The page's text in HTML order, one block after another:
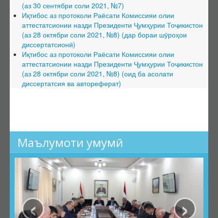
Ҳимояи якдаъфаина
Фармоишҳо оид ба боздоштани фаъолияти ШД
Фармоишҳо оид ба тамдиди фаъолияти ШД
Номгӯи ҳуҷҷатҳо оид ба тамдиди ШД
Шӯроҳои экспертӣ (ШЭ)
Низомнома
Иттилоот аз ШЭ
Дараҷаҳои илмӣ
Тартиби додани дараҷа ва унвонҳои илмӣ
Феҳристи ҳуҷҷатҳои дараҷаи илмӣ
Фармоишҳо оид ба додани дараҷаи илмӣ
Фармоишҳо оид ба маҳрумсозии дараҷаи илмӣ
(аз 30 сентябри соли 2021, №7)
Иқтибос аз протоколи Раёсати Комиссияи олии
аттестатсионии назди Президенти Ҷумҳурии Тоҷикистон
(аз 28 октябри соли 2021, №8) (дар бораи шӯроҳои
диссертатсионӣ)
Иқтибос аз протоколи Раёсати Комиссияи олии
аттестатсионии назди Президенти Ҷумҳурии Тоҷикистон
(аз 28 октябри соли 2021, №8) (оид ба асолати
диссертатсия ва автореферат)
Маълумоти умумӣ
‹ ›